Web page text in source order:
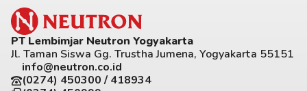
PT Lembimjar Neutron Yogyakarta
Jl. Taman Siswa Gg. Trustha Jumena, Yogyakarta 55151
info@neutron.co.id
(0274) 450300 / 418934